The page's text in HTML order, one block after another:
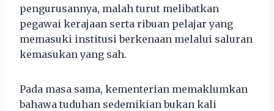
pengurusannya, malah turut melibatkan
pegawai kerajaan serta ribuan pelajar yang
memasuki institusi berkenaan melalui saluran
kemasukan yang sah.
Pada masa sama, kementerian memaklumkan
bahawa tuduhan sedemikian bukan kali